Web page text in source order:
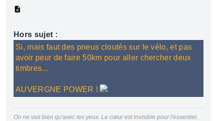
Hors sujet :
Si, mais faut des pneus cloutés sur le vélo, et pas
avoir peur de faire 50km pour aller chercher deux
timbres...
AUVERGNE POWER !
On ne voit bien qu'avec les yeux. Le cœur est invisible pour l'essentiel.